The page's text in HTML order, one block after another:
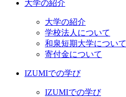
大学の紹介
大学の紹介
学校法人について
和泉短期大学について
寄付金について
IZUMIでの学び
IZUMIでの学び